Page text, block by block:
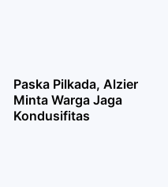
Paska Pilkada, Alzier
Minta Warga Jaga
Kondusifitas